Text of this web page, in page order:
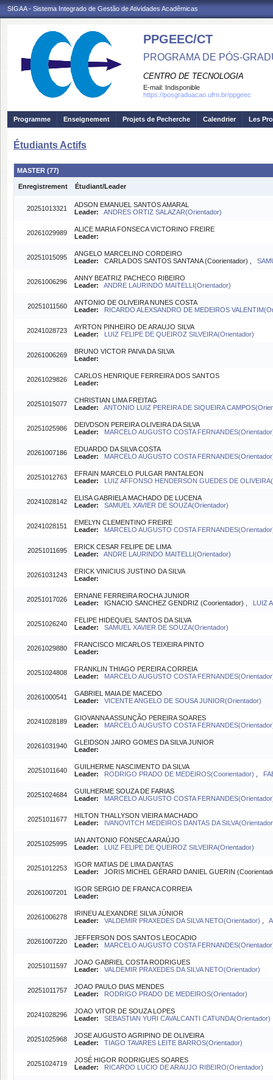
SIGAA - Sistema Integrado de Gestão de Atividades Acadêmicas
PPGEEC/CT
PROGRAMA DE PÓS-
CENTRO DE TECNOLOGIA
E-mail: Indisponible
https://posgraduacao.ufrn.br/ppgeec
Programme Enseignement Projets de Pecherche Calendrier Les
Étudiants Actifs
MASTER (77)
Enregistrement Étudiant/Leader
20251013321
ADSON EMANUEL SANTOS AMARAL
Leader:
ANDRES ORTIZ SALAZAR(Orientador)
20261029989
ALICE MARIA FONSECA VICTORINO FREIRE
Leader:
20251015095
ANGELO MARCELINO CORDEIRO
Leader: CARLA DOS SANTOS SANTANA (Coorientador) ,
20261006296
ANNY BEATRIZ PACHECO RIBEIRO
Leader:
ANDRE LAURINDO MAITELLI(Orientador)
20251011560
ANTONIO DE OLIVEIRA NUNES COSTA
Leader:
RICARDO ALEXSANDRO DE MEDEIROS
20241028723
AYRTON PINHEIRO DE ARAUJO SILVA
Leader:
LUIZ FELIPE DE QUEIROZ SILVEIRA(Orientador)
20261006269
BRUNO VICTOR PAIVA DA SILVA
Leader:
20261029826
CARLOS HENRIQUE FERREIRA DOS SANTOS
Leader:
20251015077
CHRISTIAN LIMA FREITAG
Leader:
ANTONIO LUIZ PEREIRA DE SIQUEIRA
20251025986
DEIVDSON PEREIRA OLIVEIRA DA SILVA
Leader:
MARCELO AUGUSTO COSTA
20261007186
EDUARDO DA SILVA COSTA
Leader:
MARCELO AUGUSTO COSTA
20251012763
EFRAIN MARCELO PULGAR PANTALEON
Leader:
LUIZ AFFONSO HENDERSON GUEDES DE
20241028142
ELISA GABRIELA MACHADO DE LUCENA
Leader:
SAMUEL XAVIER DE SOUZA(Orientador)
20241028151
EMELYN CLEMENTINO FREIRE
Leader:
MARCELO AUGUSTO COSTA
20251011695
ERICK CESAR FELIPE DE LIMA
Leader:
ANDRE LAURINDO MAITELLI(Orientador)
20261031243
ERICK VINICIUS JUSTINO DA SILVA
Leader:
20251017026
ERNANE FERREIRA ROCHA JUNIOR
Leader: IGNACIO SANCHEZ GENDRIZ (Coorientador) , LUIZ
20251026240
FELIPE HIDEQUEL SANTOS DA SILVA
Leader:
SAMUEL XAVIER DE SOUZA(Orientador)
20261029880
FRANCISCO MICARLOS TEIXEIRA PINTO
Leader:
20251024808
FRANKLIN THIAGO PEREIRA CORREIA
Leader:
MARCELO AUGUSTO COSTA
20261000541
GABRIEL MAIA DE MACEDO
Leader:
VICENTE ANGELO DE SOUSA JUNIOR(Orientador)
20241028189
GIOVANNA ASSUNÇÃO PEREIRA SOARES
Leader:
MARCELO AUGUSTO COSTA
20261031940
GLEIDSON JAIRO GOMES DA SILVA JUNIOR
Leader:
20251011640
GUILHERME NASCIMENTO DA SILVA
Leader:
RODRIGO PRADO DE MEDEIROS(Coorientador)
20251024684
GUILHERME SOUZA DE FARIAS
Leader:
MARCELO AUGUSTO COSTA
20251011677
HILTON THALLYSON VIEIRA MACHADO
Leader:
IVANOVITCH MEDEIROS DANTAS DA
20251025995
IAN ANTONIO FONSECA ARAÚJO
Leader:
LUIZ FELIPE DE QUEIROZ SILVEIRA(Orientador)
20251012253
IGOR MATIAS DE LIMA DANTAS
Leader: JORIS MICHEL GÉRARD DANIEL GUERIN
20261007201
IGOR SERGIO DE FRANCA CORREIA
Leader:
20261006278
IRINEU ALEXANDRE SILVA JÚNIOR
Leader:
VALDEMIR PRAXEDES DA SILVA NETO(Orientador)
20261007220
JEFFERSON DOS SANTOS LEOCADIO
Leader:
MARCELO AUGUSTO COSTA
20251011597
JOAO GABRIEL COSTA RODRIGUES
Leader:
VALDEMIR PRAXEDES DA SILVA NETO(Orientador)
20251011757
JOAO PAULO DIAS MENDES
Leader:
RODRIGO PRADO DE MEDEIROS(Orientador)
20241028296
JOAO VITOR DE SOUZA LOPES
Leader:
SEBASTIAN YURI CAVALCANTI CATUNDA(Orientador)
20251025968
JOSE AUGUSTO AGRIPINO DE OLIVEIRA
Leader:
TIAGO TAVARES LEITE BARROS(Orientador)
20251024719
JOSÉ HIGOR RODRIGUES SOARES
Leader:
RICARDO LUCIO DE ARAUJO RIBEIRO(Orientador)